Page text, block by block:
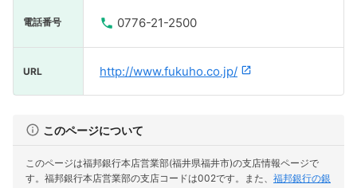
電話番号 0776-21-2500
URL http://www.fukuho.co.jp/
このページについて
このページは福邦銀行本店営業部(福井県福井市)の支店情報ページで
す。 福邦銀行本店営業部の支店コードは002です。 また、 福邦銀行の銀